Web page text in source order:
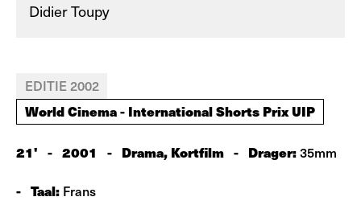
Didier Toupy
EDITIE 2002
World Cinema - International Shorts Prix UIP
21' - 2001 - Drama, Kortfilm - Drager:35mm
- Taal: Frans